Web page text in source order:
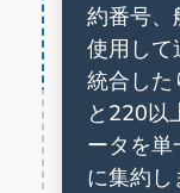
約番号、
使用して
統合した
と220以
ータを単
に集約し